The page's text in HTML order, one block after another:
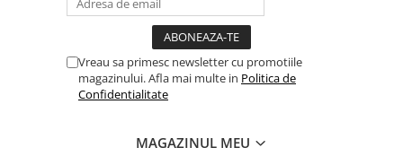
Vreau sa primesc newsletter cu promotiile
magazinului. Afla mai multe in Politica de
Confidentialitate
MAGAZINUL MEU